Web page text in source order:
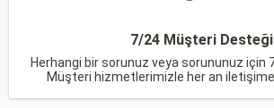
7/24 Müşteri Desteği
Herhangi bir sorunuz veya sorununuz için
Müşteri hizmetlerimizle her an